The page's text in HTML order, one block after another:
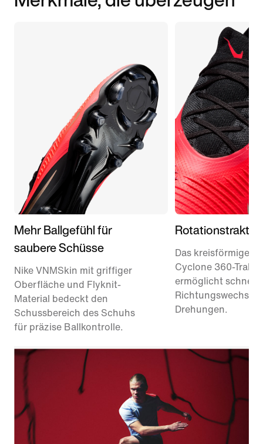
Mehr Ballgefühl für
saubere Schüsse
Nike VNMSkin mit griffiger
Oberfläche und Flyknit-
Material bedeckt den
Schussbereich des Schuhs
für präzise Ballkontrolle.
Das kreisförmige
Cyclone 360-
ermöglicht schnelle
Richtungswechsel
Drehungen.